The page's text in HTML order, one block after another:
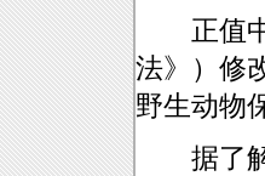
正值中
法》）修
野生动物
据了解